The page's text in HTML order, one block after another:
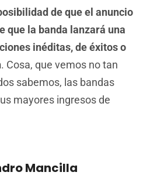
de que el anuncio
que la banda lanzará una
inéditas, de éxitos o
. Cosa, que vemos no tan
sabemos, las bandas
mayores ingresos de
Mancilla